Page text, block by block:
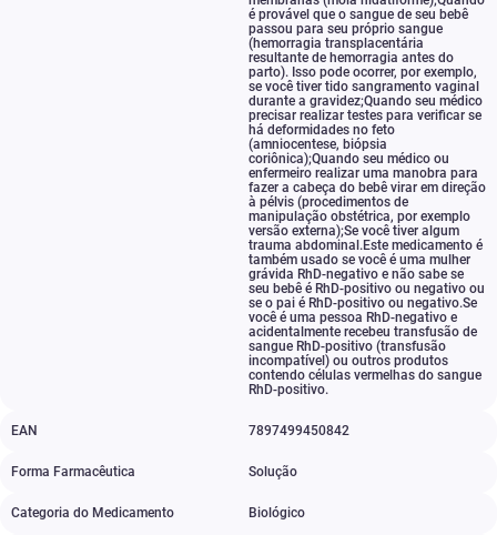
é provável que o sangue de seu bebê
passou para seu próprio sangue
(hemorragia transplacentária
resultante de hemorragia antes do
parto). Isso pode ocorrer, por exemplo,
se você tiver tido sangramento vaginal
durante a gravidez;Quando seu médico
precisar realizar testes para verificar se
há deformidades no feto
(amniocentese, biópsia
coriônica);Quando seu médico ou
enfermeiro realizar uma manobra para
fazer a cabeça do bebê virar em direção
à pélvis (procedimentos de
manipulação obstétrica, por exemplo
versão externa);Se você tiver algum
trauma abdominal.Este medicamento é
também usado se você é uma mulher
grávida RhD-negativo e não sabe se
seu bebê é RhD-positivo ou negativo ou
se o pai é RhD-positivo ou negativo.Se
você é uma pessoa RhD-negativo e
acidentalmente recebeu transfusão de
sangue RhD-positivo (transfusão
incompatível) ou outros produtos
contendo células vermelhas do sangue
RhD-positivo.
EAN 7897499450842
Forma Farmacêutica Solução
Categoria do Medicamento Biológico